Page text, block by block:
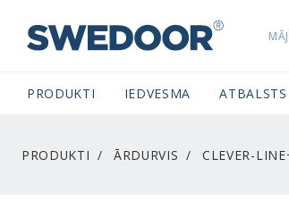
SWEDOORLATVIA
PRODUKTI IEDVESMA
PRODUKTI ĀRDURVIS CLEVER-